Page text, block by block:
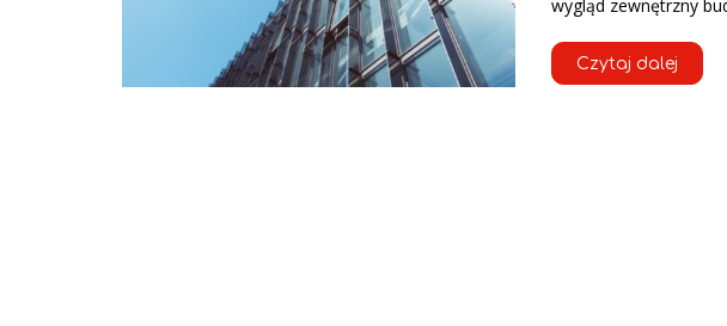
wygląd zewnętrzny
Czytaj dalej